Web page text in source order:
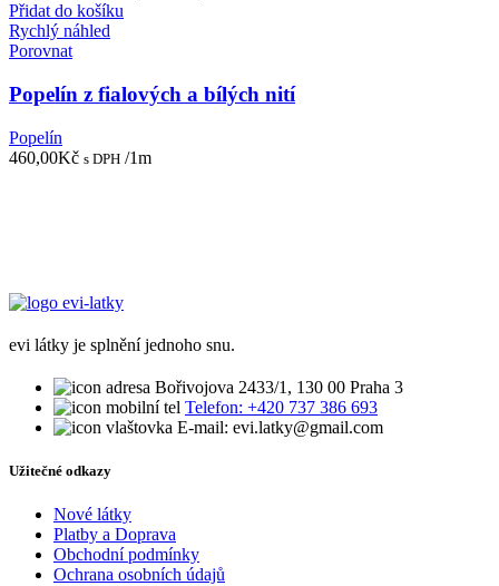
Přidat do košíku
Rychlý náhled
Porovnat
Popelín z fialových a bílých nití
Popelín
460,00Kč s DPH /1m
evi látky je splnění jednoho snu.
Bořivojova 2433/1, 130 00 Praha 3
Telefon: +420 737 386 693
E-mail: evi.latky@gmail.com
Užitečné odkazy
Nové látky
Platby a Doprava
Obchodní podmínky
Ochrana osobních údajů